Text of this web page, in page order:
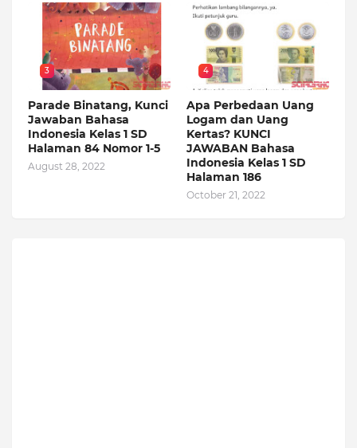
3
Parade Binatang, Kunci
Jawaban Bahasa
Indonesia Kelas 1 SD
Halaman 84 Nomor 1-5
August 28, 2022
4
Apa Perbedaan Uang
Logam dan Uang
Kertas? KUNCI
JAWABAN Bahasa
Indonesia Kelas 1 SD
Halaman 186
October 21, 2022